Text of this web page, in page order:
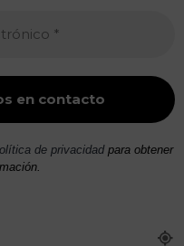
de privacidadpara obtener